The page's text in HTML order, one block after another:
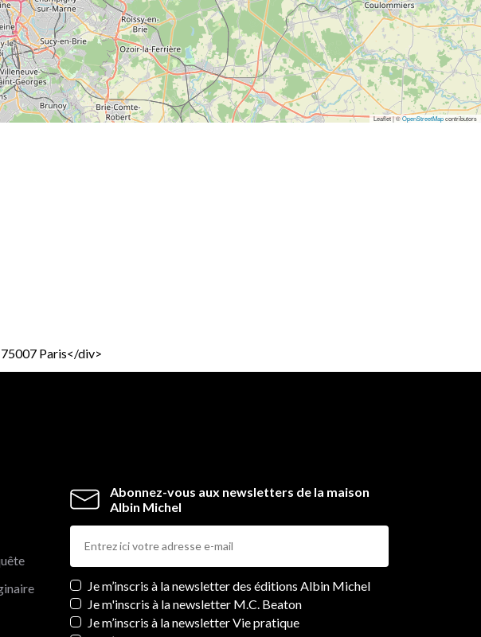
Leaflet | ©OpenStreetMapcontributors
Paris</div>
Abonnez-vous aux newsletters de la maison
Albin Michel
Newsletters
Je m’inscris à la newsletter des éditions Albin Michel
Je m'inscris à la newsletter M.C. Beaton
Je m’inscris à la newsletter Vie pratique